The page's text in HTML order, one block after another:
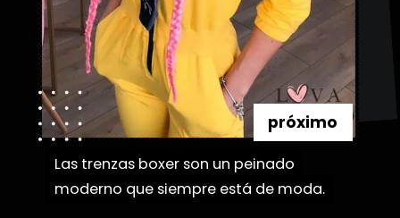
Las trenzas boxer son un peinado
moderno que siempre está de moda.
Las trenzas boxer son un peinado
moderno que siempre está de moda.
próximo